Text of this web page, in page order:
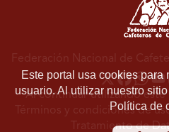
Este portal usa cookies para
usuario. Al utilizar nuestro
Política de
Federación Nacional de
Al continuar utilizando este
Términos y condiciones de
Tratamiento de